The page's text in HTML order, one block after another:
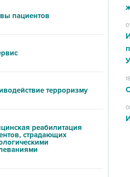
пациентов
терроризму
реабилитация
страдающих